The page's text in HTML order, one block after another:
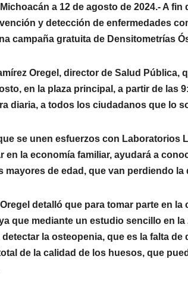
a 12 de agosto de 2024.- A
y detección de enfermedades
campaña gratuita de Densitometrías
Oregel, director de Salud Pública,
en la plaza principal, a partir de las
diaria, a todos los ciudadanos que lo
se unen esfuerzos con Laboratorios
en la economía familiar, ayudará a
mayores de edad, que van perdiendo
detalló que para tomar parte en
que mediante un estudio sencillo en
detectar la osteopenia, que es la falta
de la calidad de los huesos, que